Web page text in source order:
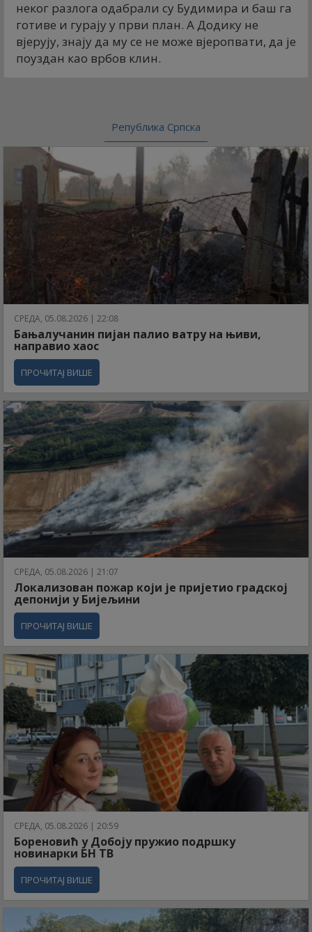
неког разлога одабрали су Будимира и баш га
готиве и гурају у први план. А Додику не
вјерују, знају да му се не може вјеропвати, да је
поуздан као врбов клин.
Република Српска
СРЕДА, 05.08.2026 | 22:08
Бањалучанин пијан палио ватру на њиви,
направио хаос
ПРОЧИТАЈ ВИШЕ
СРЕДА, 05.08.2026 | 21:07
Локализован пожар који је пријетио градској
депонији у Бијељини
ПРОЧИТАЈ ВИШЕ
СРЕДА, 05.08.2026 | 20:59
Бореновић у Добоју пружио подршку
новинарки БН ТВ
ПРОЧИТАЈ ВИШЕ